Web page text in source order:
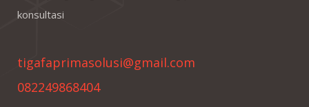
konsultasi
tigafaprimasolusi@gmail.com
082249868404